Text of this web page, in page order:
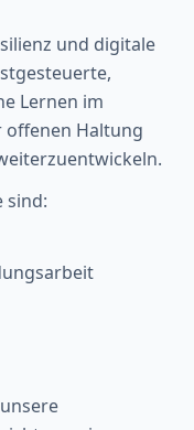
und digitale
Lernen im
Haltung
sind: